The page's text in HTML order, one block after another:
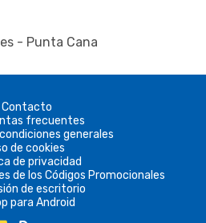
- Punta Cana
Contacto
frecuentes
generales
de cookies
de privacidad
de los Códigos Promocionales
de escritorio
para Android